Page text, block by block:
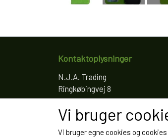
Kontaktoplysninger
N.J.A. Trading
Ringkøbingvej 8
4200 Slagelse
Telefon: 61766797
CVR: 35022155
Vi bruger
Vi bruger egne cookies og